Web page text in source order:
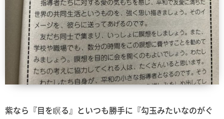
紫なら『目を瞑る』といつも勝手に『勾玉みたいなのがぐ